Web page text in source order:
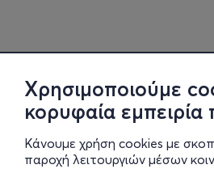
Χρησιμοποιούμε
κορυφαία
Κάνουμε χρήση cookies με
παροχή λειτουργιών μέσων